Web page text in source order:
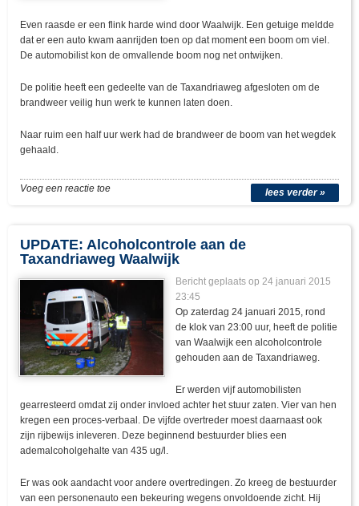
Even raasde er een flink harde wind door Waalwijk. Een getuige meldde
dat er een auto kwam aanrijden toen op dat moment een boom om viel.
De automobilist kon de omvallende boom nog net ontwijken.
De politie heeft een gedeelte van de Taxandriaweg afgesloten om de
brandweer veilig hun werk te kunnen laten doen.
Naar ruim een half uur werk had de brandweer de boom van het wegdek
gehaald.
lees verder »
Voeg een reactie toe
UPDATE: Alcoholcontrole aan de
Taxandriaweg Waalwijk
Bericht geplaats op 24 januari 2015
23:45
Op zaterdag 24 januari 2015, rond
de klok van 23:00 uur, heeft de politie
van Waalwijk een alcoholcontrole
gehouden aan de Taxandriaweg.
Er werden vijf automobilisten
gearresteerd omdat zij onder invloed achter het stuur zaten. Vier van hen
kregen een proces-verbaal. De vijfde overtreder moest daarnaast ook
zijn rijbewijs inleveren. Deze beginnend bestuurder blies een
ademalcoholgehalte van 435 ug/l.
Er was ook aandacht voor andere overtredingen. Zo kreeg de bestuurder
van een personenauto een bekeuring wegens onvoldoende zicht. Hij